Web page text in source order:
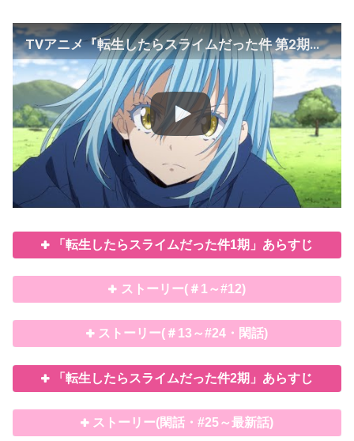
TVアニメ『転生したらスライムだった件 第2期』PV第2弾
「転生したらスライムだった件1期」あらすじ
ストーリー(＃1～#12)
ストーリー(＃13～#24・閑話)
「転生したらスライムだった件2期」あらすじ
ストーリー(閑話・#25～最新話)